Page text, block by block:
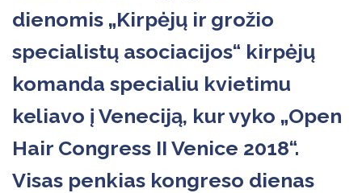
dienomis „Kirpėjų ir grožio
specialistų asociacijos“ kirpėjų
komanda specialiu kvietimu
keliavo į Veneciją, kur vyko „Open
Hair Congress II Venice 2018“.
Visas penkias kongreso dienas